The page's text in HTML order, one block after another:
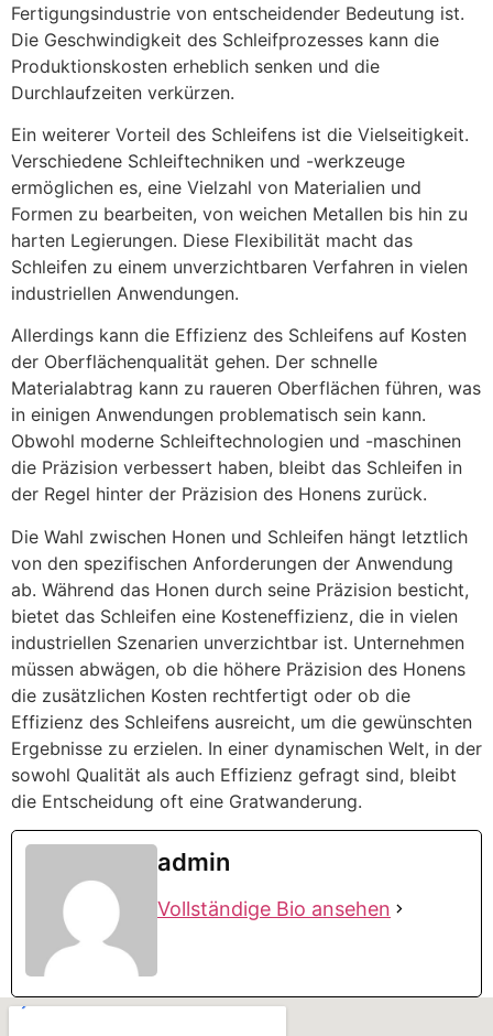
Fertigungsindustrie von entscheidender Bedeutung ist.
Die Geschwindigkeit des Schleifprozesses kann die
Produktionskosten erheblich senken und die
Durchlaufzeiten verkürzen.
Ein weiterer Vorteil des Schleifens ist die Vielseitigkeit.
Verschiedene Schleiftechniken und -werkzeuge
ermöglichen es, eine Vielzahl von Materialien und
Formen zu bearbeiten, von weichen Metallen bis hin zu
harten Legierungen. Diese Flexibilität macht das
Schleifen zu einem unverzichtbaren Verfahren in vielen
industriellen Anwendungen.
Allerdings kann die Effizienz des Schleifens auf Kosten
der Oberflächenqualität gehen. Der schnelle
Materialabtrag kann zu raueren Oberflächen führen, was
in einigen Anwendungen problematisch sein kann.
Obwohl moderne Schleiftechnologien und -maschinen
die Präzision verbessert haben, bleibt das Schleifen in
der Regel hinter der Präzision des Honens zurück.
Die Wahl zwischen Honen und Schleifen hängt letztlich
von den spezifischen Anforderungen der Anwendung
ab. Während das Honen durch seine Präzision besticht,
bietet das Schleifen eine Kosteneffizienz, die in vielen
industriellen Szenarien unverzichtbar ist. Unternehmen
müssen abwägen, ob die höhere Präzision des Honens
die zusätzlichen Kosten rechtfertigt oder ob die
Effizienz des Schleifens ausreicht, um die gewünschten
Ergebnisse zu erzielen. In einer dynamischen Welt, in der
sowohl Qualität als auch Effizienz gefragt sind, bleibt
die Entscheidung oft eine Gratwanderung.
admin
Vollständige Bio ansehen